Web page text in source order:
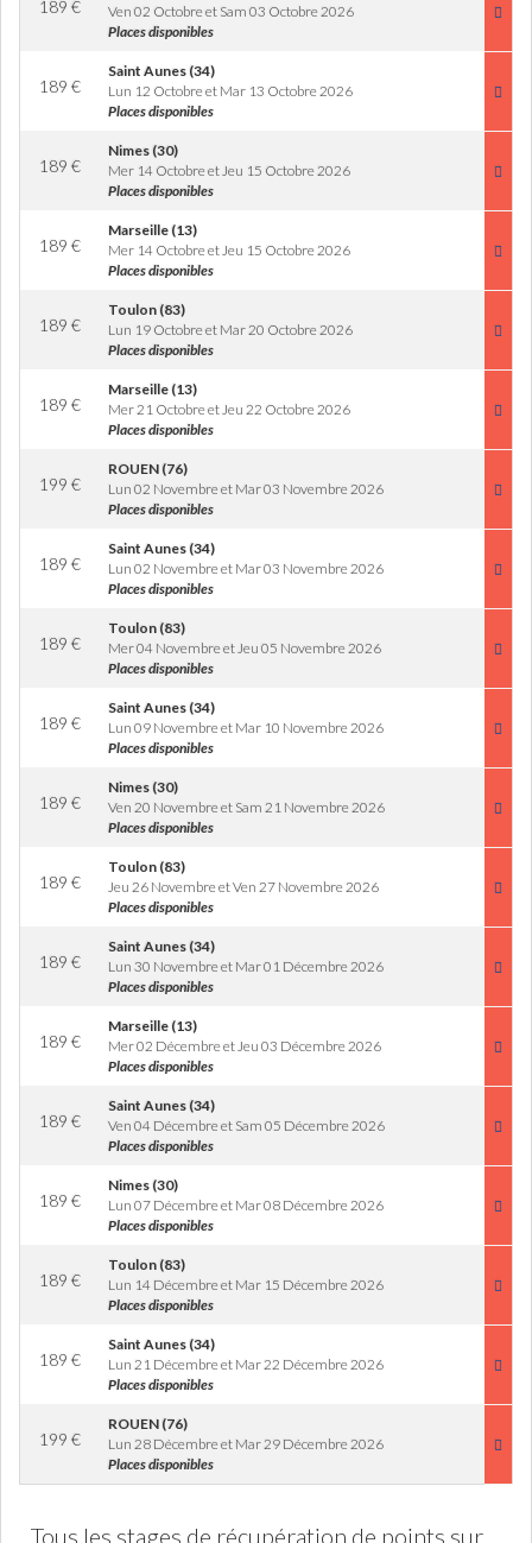
189 €
Ven 02 Octobre et Sam 03 Octobre 2026
Places disponibles
189 €
Saint Aunes (34)
Lun 12 Octobre et Mar 13 Octobre 2026
Places disponibles
189 €
Nimes (30)
Mer 14 Octobre et Jeu 15 Octobre 2026
Places disponibles
189 €
Marseille (13)
Mer 14 Octobre et Jeu 15 Octobre 2026
Places disponibles
189 €
Toulon (83)
Lun 19 Octobre et Mar 20 Octobre 2026
Places disponibles
189 €
Marseille (13)
Mer 21 Octobre et Jeu 22 Octobre 2026
Places disponibles
199 €
ROUEN (76)
Lun 02 Novembre et Mar 03 Novembre 2026
Places disponibles
189 €
Saint Aunes (34)
Lun 02 Novembre et Mar 03 Novembre 2026
Places disponibles
189 €
Toulon (83)
Mer 04 Novembre et Jeu 05 Novembre 2026
Places disponibles
189 €
Saint Aunes (34)
Lun 09 Novembre et Mar 10 Novembre 2026
Places disponibles
189 €
Nimes (30)
Ven 20 Novembre et Sam 21 Novembre 2026
Places disponibles
189 €
Toulon (83)
Jeu 26 Novembre et Ven 27 Novembre 2026
Places disponibles
189 €
Saint Aunes (34)
Lun 30 Novembre et Mar 01 Décembre 2026
Places disponibles
189 €
Marseille (13)
Mer 02 Décembre et Jeu 03 Décembre 2026
Places disponibles
189 €
Saint Aunes (34)
Ven 04 Décembre et Sam 05 Décembre 2026
Places disponibles
189 €
Nimes (30)
Lun 07 Décembre et Mar 08 Décembre 2026
Places disponibles
189 €
Toulon (83)
Lun 14 Décembre et Mar 15 Décembre 2026
Places disponibles
189 €
Saint Aunes (34)
Lun 21 Décembre et Mar 22 Décembre 2026
Places disponibles
199 €
ROUEN (76)
Lun 28 Décembre et Mar 29 Décembre 2026
Places disponibles
Tous les stages de récupération de points sur